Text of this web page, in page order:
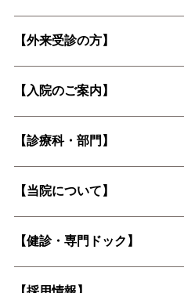
【外来受診の方】
初診外来の流れ
【入院のご案内】
入院から退院までの流れ
【診療科・部門】
脳神経外科
【当院について】
院長挨拶
【健診・専門ドック】